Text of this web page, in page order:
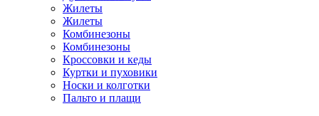
Жилеты
Жилеты
Комбинезоны
Комбинезоны
Кроссовки и кеды
Куртки и пуховики
Носки и колготки
Пальто и плащи